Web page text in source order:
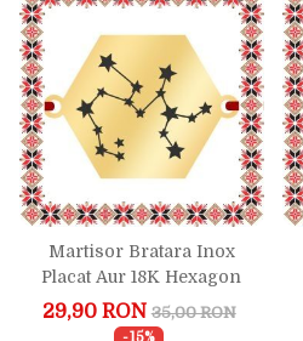
Martisor Bratara Inox
Placat Aur 18K Hexagon
Constelatie Zodia
Sagetator
29,90 RON 35,00 RON
-15%